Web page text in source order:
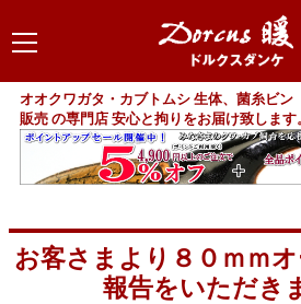
オオクワガタ・カブトムシ 生体、菌糸ビン
販売 の専門店 安心と拘りをお届け致します
お客さまより８０ｍｍ
報告をいただき